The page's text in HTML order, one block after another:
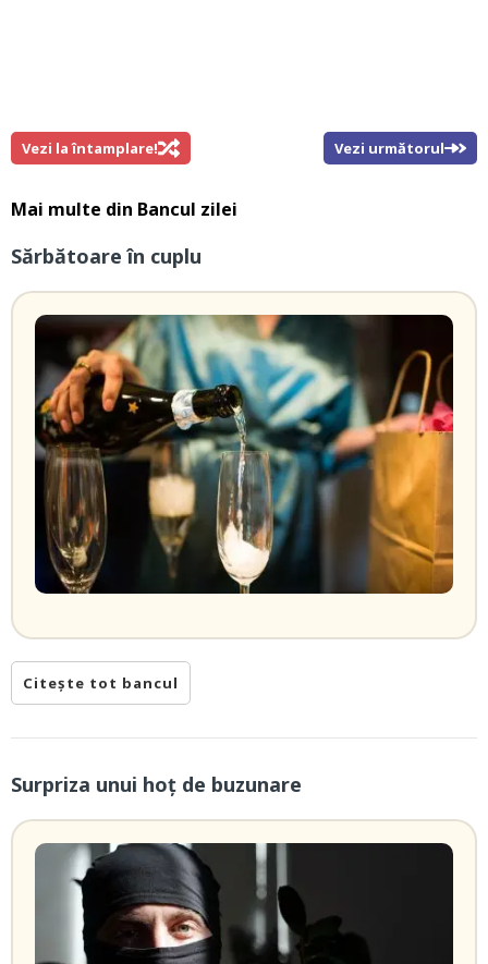
Vezi la întamplare! Vezi următorul
Mai multe din Bancul zilei
Sărbătoare în cuplu
Citește tot bancul
Surpriza unui hoţ de buzunare